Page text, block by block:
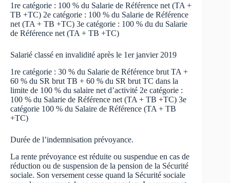
1re catégorie : 100 % du Salarie de Référence net (TA +
TB +TC) 2e catégorie : 100 % du Salarie de Référence
net (TA + TB +TC) 3e catégorie : 100 % du du Salarie
de Référence net (TA + TB +TC)
Salarié classé en invalidité après le 1er janvier 2019
1re catégorie : 30 % du Salarie de Référence brut TA +
60 % du SR brut TB + 60 % du SR brut TC dans la
limite de 100 % du salaire net d’activité 2e catégorie :
100 % du Salarie de Référence net (TA + TB +TC) 3e
catégorie 100 % du Salaire de Référence (TA + TB
+TC)
Durée de l’indemnisation prévoyance.
La rente prévoyance est réduite ou suspendue en cas de
réduction ou de suspension de la pension de la Sécurité
sociale. Son versement cesse quand la Sécurité sociale